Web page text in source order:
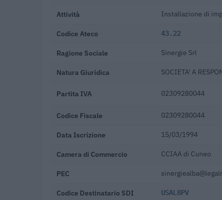
Attività Installazione di
Codice Ateco 43.22
Ragione Sociale Sinergie Srl
Natura Giuridica SOCIETA' A
Partita IVA 02309280044
Codice Fiscale 02309280044
Data Iscrizione 15/03/1994
Camera di Commercio CCIAA di Cuneo
PEC
Codice Destinatario SDI USAL8PV